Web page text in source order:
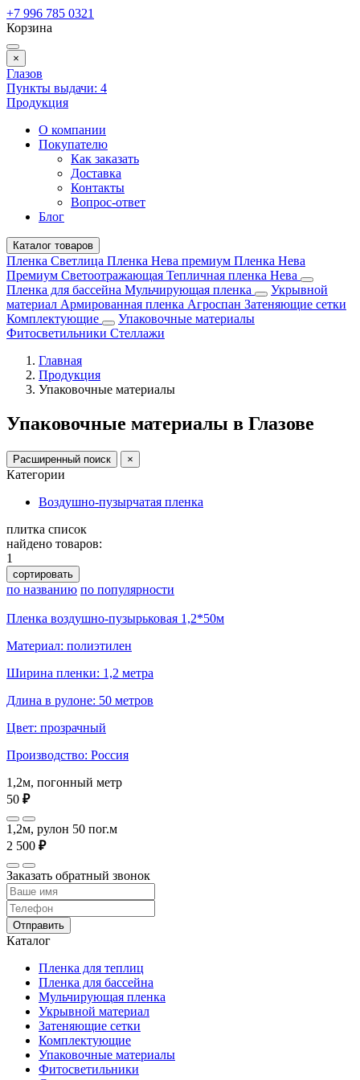
+7 996 785 0321
Корзина
×
Глазов
Пункты выдачи: 4
Продукция
О компании
Покупателю
Как заказать
Доставка
Контакты
Вопрос-ответ
Блог
Каталог товаров
Пленка Светлица Пленка Нева премиум Пленка Нева
Премиум Светоотражающая Тепличная пленка Нева
Пленка для бассейна Мульчирующая пленка
Укрывной
материал Армированная пленка Агроспан Затеняющие сетки
Комплектующие
Упаковочные материалы
Фитосветильники Стеллажи
Главная
Продукция
Упаковочные материалы
Упаковочные материалы в Глазове
Расширенный поиск ×
Категории
Воздушно-пузырчатая пленка
плитка список
найдено товаров:
1
сортировать
по названию по популярности
Пленка воздушно-пузырьковая 1,2*50м
Материал: полиэтилен
Ширина пленки: 1,2 метра
Длина в рулоне: 50 метров
Цвет: прозрачный
Производство: Россия
1,2м, погонный метр
50 ₽
1,2м, рулон 50 пог.м
2 500 ₽
Заказать обратный звонок
Отправить
Каталог
Пленка для теплиц
Пленка для бассейна
Мульчирующая пленка
Укрывной материал
Затеняющие сетки
Комплектующие
Упаковочные материалы
Фитосветильники